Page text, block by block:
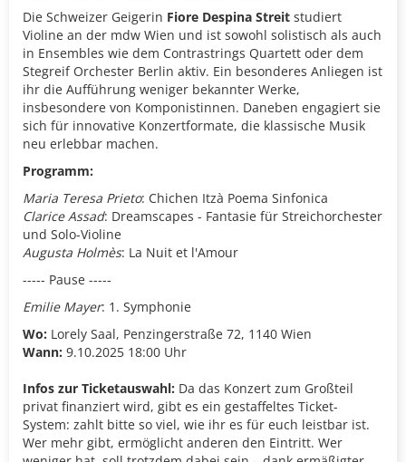
Die Schweizer Geigerin Fiore Despina Streit studiert
Violine an der mdw Wien und ist sowohl solistisch als auch
in Ensembles wie dem Contrastrings Quartett oder dem
Stegreif Orchester Berlin aktiv. Ein besonderes Anliegen ist
ihr die Aufführung weniger bekannter Werke,
insbesondere von Komponistinnen. Daneben engagiert sie
sich für innovative Konzertformate, die klassische Musik
neu erlebbar machen.
Programm:
Maria Teresa Prieto: Chichen Itzà Poema Sinfonica
Clarice Assad: Dreamscapes - Fantasie für Streichorchester
und Solo-Violine
Augusta Holmès: La Nuit et l'Amour
----- Pause -----
Emilie Mayer: 1. Symphonie
Wo: Lorely Saal, Penzingerstraße 72, 1140 Wien
Wann: 9.10.2025 18:00 Uhr
Infos zur Ticketauswahl: Da das Konzert zum Großteil
privat finanziert wird, gibt es ein gestaffeltes Ticket-
System: zahlt bitte so viel, wie ihr es für euch leistbar ist.
Wer mehr gibt, ermöglicht anderen den Eintritt. Wer